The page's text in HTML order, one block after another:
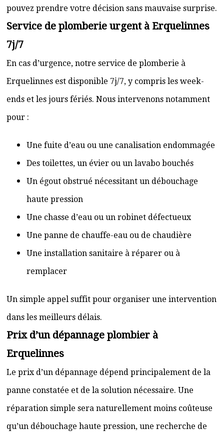
pouvez prendre votre décision sans mauvaise surprise.
Service de plomberie urgent à Erquelinnes
7j/7
En cas d’urgence, notre service de plomberie à
Erquelinnes est disponible 7j/7, y compris les week-
ends et les jours fériés. Nous intervenons notamment
pour :
Une fuite d’eau ou une canalisation endommagée
Des toilettes, un évier ou un lavabo bouchés
Un égout obstrué nécessitant un débouchage
haute pression
Une chasse d’eau ou un robinet défectueux
Une panne de chauffe-eau ou de chaudière
Une installation sanitaire à réparer ou à
remplacer
Un simple appel suffit pour organiser une intervention
dans les meilleurs délais.
Prix d’un dépannage plombier à
Erquelinnes
Le prix d’un dépannage dépend principalement de la
panne constatée et de la solution nécessaire. Une
réparation simple sera naturellement moins coûteuse
qu’un débouchage haute pression, une recherche de